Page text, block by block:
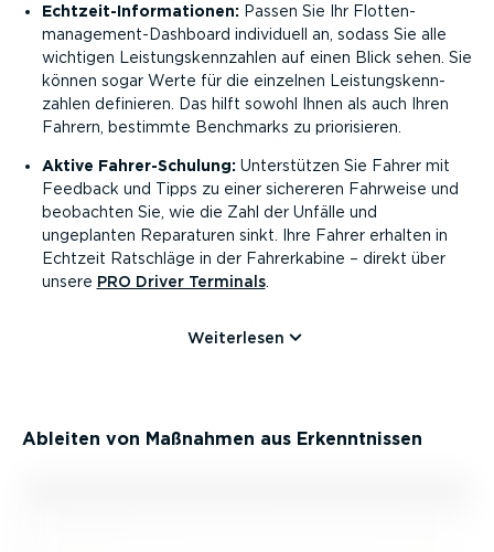
Echtzeit-In­for­ma­tionen:Passen Sie Ihr Flotten­
management-Dashboard individuell an, sodass Sie alle
wichtigen Leistungs­kenn­zahlen auf einen Blick sehen. Sie
können sogar Werte für die einzelnen Leistungs­kenn­
zahlen definieren. Das hilft sowohl Ihnen als auch Ihren
Fahrern, bestimmte Benchmarks zu priori­sieren.
Aktive Fahrer-­Schulung:Unter­stützen Sie Fahrer mit
Feedback und Tipps zu einer sichereren Fahrweise und
beobachten Sie, wie die Zahl der Unfälle und
ungeplanten Reparaturen sinkt. Ihre Fahrer erhalten in
Echtzeit Ratschläge in der Fahrer­kabine – direkt über
unsere PRO Driver Terminals.
Weiterlesen
Ableiten von Maßnahmen aus Erkennt­nissen